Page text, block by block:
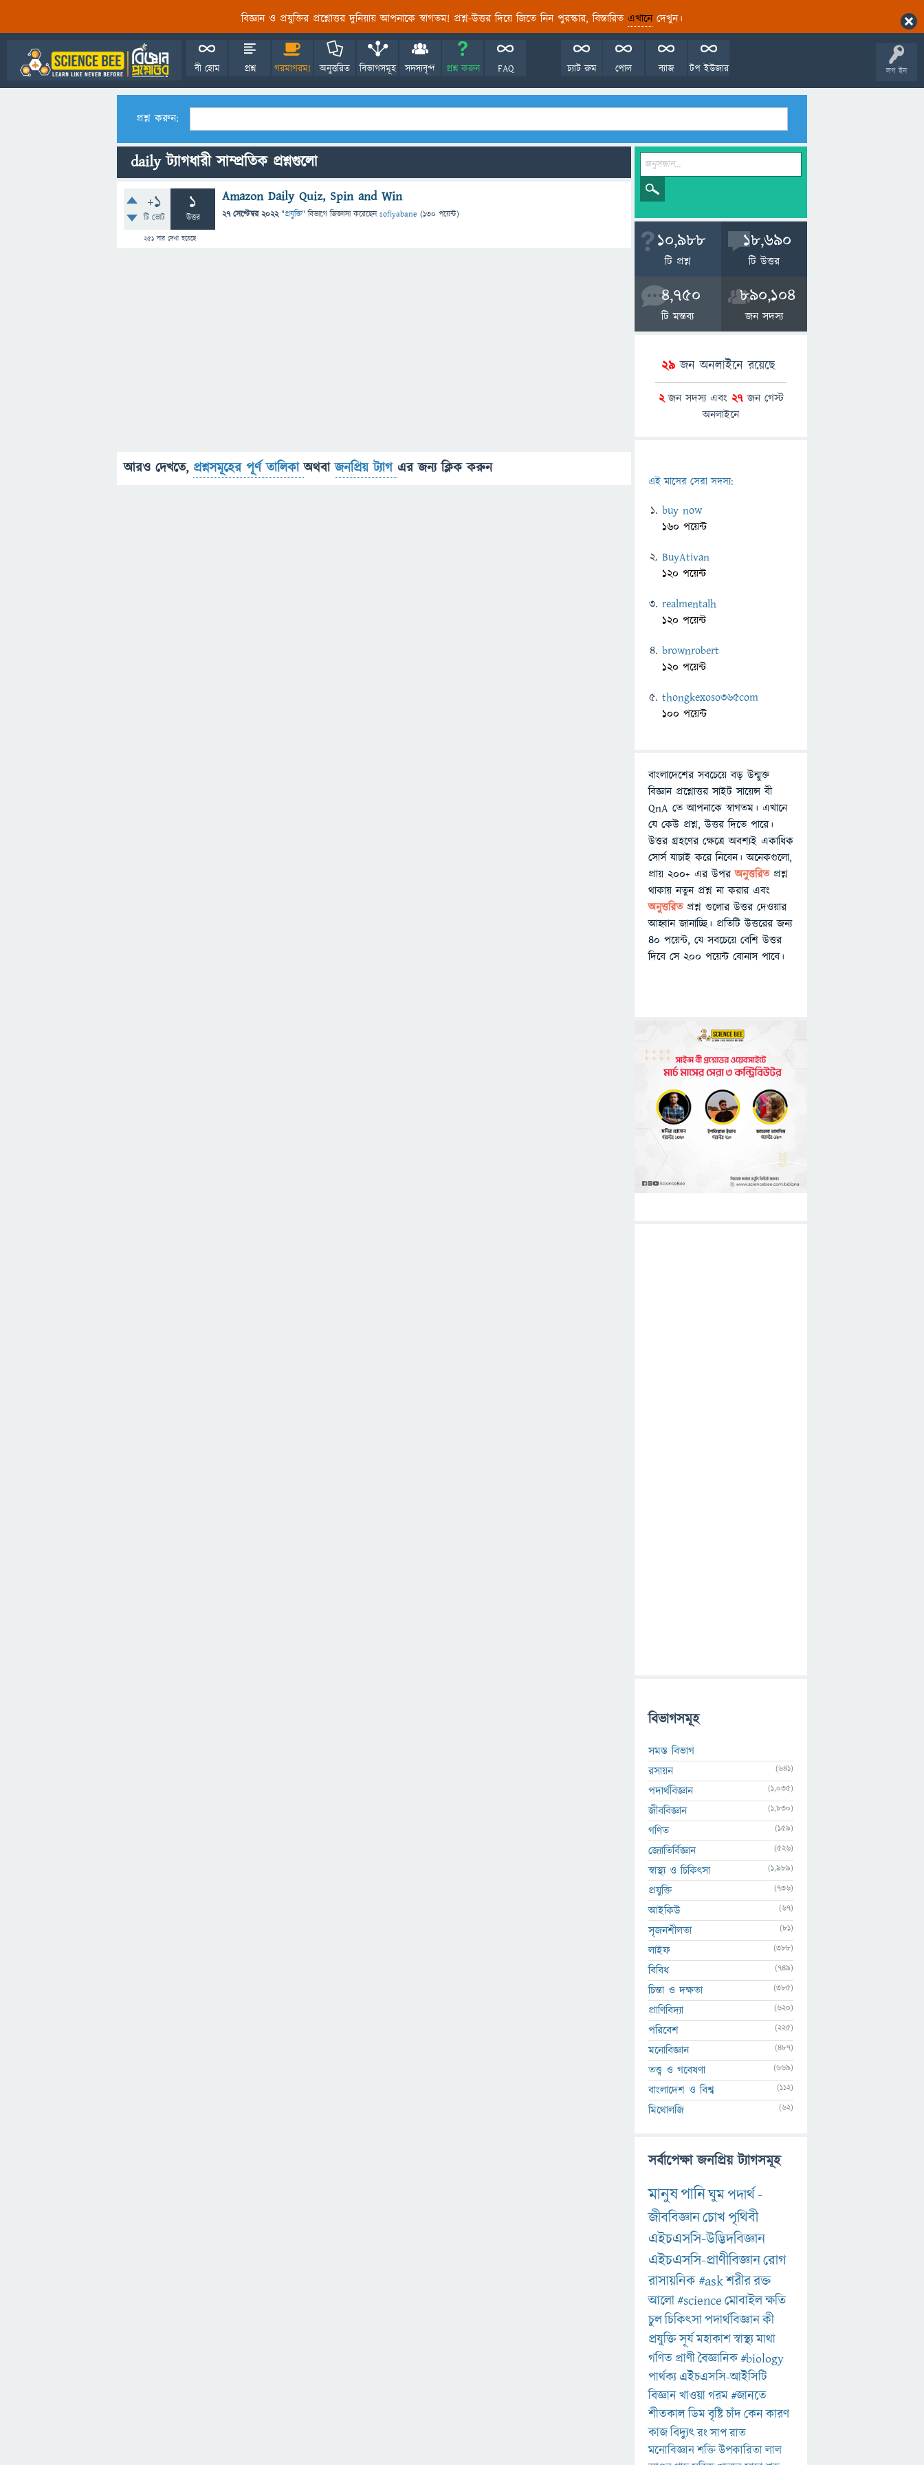
বিজ্ঞান ও প্রযুক্তির প্রশ্নোত্তর দুনিয়ায় আপনাকে স্বাগতম! প্রশ্ন-উত্তর দিয়ে জিতে নিন পুরস্কার, বিস্তারিত এখানেদেখুন।
লগ ইন
বী হোম প্রশ্ন গরমাগরম! অনুত্তরিত বিভাগসমূহ সদস্যবৃন্দ প্রশ্ন করুন FAQ টপ ইউজার
ব্যাজ
পোল
চ্যাট রুম
প্রশ্ন করুন:
daily ট্যাগধারী সাম্প্রতিক প্রশ্নগুলো
+1
টি ভোট
1
উত্তর
251বার দেখা হয়েছে
Amazon Daily Quiz, Spin and Win
27 সেপ্টেম্বর 2022 "প্রযুক্তি" বিভাগে জিজ্ঞাসাকরেছেনsofiyabane (130 পয়েন্ট)
আরও দেখতে, প্রশ্নসমূহের পূর্ণ তালিকাঅথবাজনপ্রিয় ট্যাগ এর জন্য ক্লিক করুন
10,988
টি প্রশ্ন
18,690
টি উত্তর
4,750
টি মন্তব্য
890,104
জন সদস্য
29জন অনলাইনে রয়েছে
2জন সদস্য এবং 27জন গেস্ট
অনলাইনে
এই মাসের সেরা সদস্য:
buy now
160 পয়েন্ট
BuyAtivan
120 পয়েন্ট
realmentalh
120 পয়েন্ট
brownrobert
120 পয়েন্ট
thongkexoso365com
100 পয়েন্ট
বাংলাদেশের সবচেয়ে বড় উন্মুক্ত
বিজ্ঞান প্রশ্নোত্তর সাইট সায়েন্স বী
QnA তে আপনাকে স্বাগতম। এখানে
যে কেউ প্রশ্ন, উত্তর দিতে পারে।
উত্তর গ্রহণের ক্ষেত্রে অবশ্যই একাধিক
সোর্স যাচাই করে নিবেন। অনেকগুলো,
প্রায় ২০০+ এর উপরঅনুত্তরিতপ্রশ্ন
থাকায় নতুন প্রশ্ন না করার এবং
অনুত্তরিত প্রশ্ন গুলোর উত্তর দেওয়ার
আহ্বান জানাচ্ছি। প্রতিটি উত্তরের জন্য
৪০ পয়েন্ট, যে সবচেয়ে বেশি উত্তর
দিবে সে ২০০ পয়েন্ট বোনাস পাবে।
বিভাগসমূহ
সমস্ত বিভাগ
রসায়ন
(641)
পদার্থবিজ্ঞান (1,035)
জীববিজ্ঞান (1,830)
গণিত (159)
জ্যোতির্বিজ্ঞান (526)
স্বাস্থ্য ও চিকিৎসা (1,989)
প্রযুক্তি (736)
আইকিউ (67)
সৃজনশীলতা (81)
লাইফ (388)
বিবিধ (749)
চিন্তা ও দক্ষতা (385)
প্রাণিবিদ্যা (620)
পরিবেশ (225)
মনোবিজ্ঞান (487)
তত্ত্ব ও গবেষণা (669)
বাংলাদেশ ও বিশ্ব (112)
মিথোলজি (62)
সর্বাপেক্ষা জনপ্রিয় ট্যাগসমূহ
মানুষপানিঘুমপদার্থ-
জীববিজ্ঞানচোখপৃথিবী
এইচএসসি-উদ্ভিদবিজ্ঞান
এইচএসসি-প্রাণীবিজ্ঞানরোগ
রাসায়নিক#askশরীররক্ত
আলো#scienceমোবাইলক্ষতি
চুলচিকিৎসাপদার্থবিজ্ঞানকী
প্রযুক্তিসূর্যমহাকাশস্বাস্থ্যমাথা
গণিত প্রাণীবৈজ্ঞানিক#biology
পার্থক্য এইচএসসি-আইসিটি
বিজ্ঞানখাওয়াগরম#জানতে
শীতকালডিমবৃষ্টিচাঁদকেনকারণ
কাজবিদ্যুৎরংসাপরাত
মনোবিজ্ঞানশক্তিউপকারিতালাল